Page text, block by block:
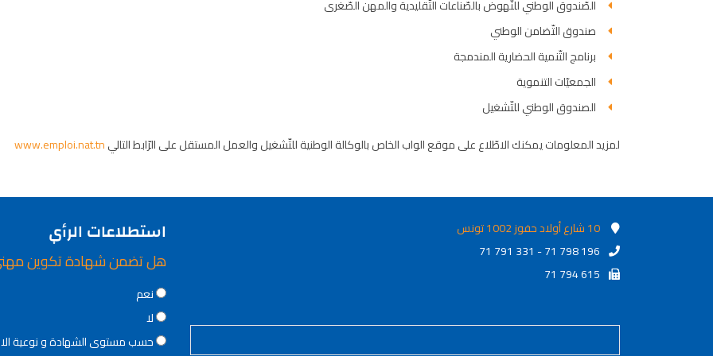
الصّندوق الوطني للنّهوض بالصّناعات التّقليدية والمهن الصّغرى
صندوق التّضامن الوطني
برنامج التّنمية الحضارية المندمجة
الجمعيّات التنموية
الصندوق الوطني للتّشغيل
لمزيد المعلومات يمكنك الاطّلاع على موقع الواب الخاص بالوكالة الوطنية للتّشغيل والعمل المستقل على الرّابط التاليwww.emploi.nat.tn
10 شارع أولاد حفوز 1002 تونس
71 791 331 - 71 798 196
71 794 615
استطلاعات الرأي
هل تضمن شهادة تكوين
Choices
نعم
لا
حسب مستوى الشهادة و نوعية